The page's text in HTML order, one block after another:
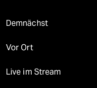
Demnächst
Vor Ort
Live im Stream